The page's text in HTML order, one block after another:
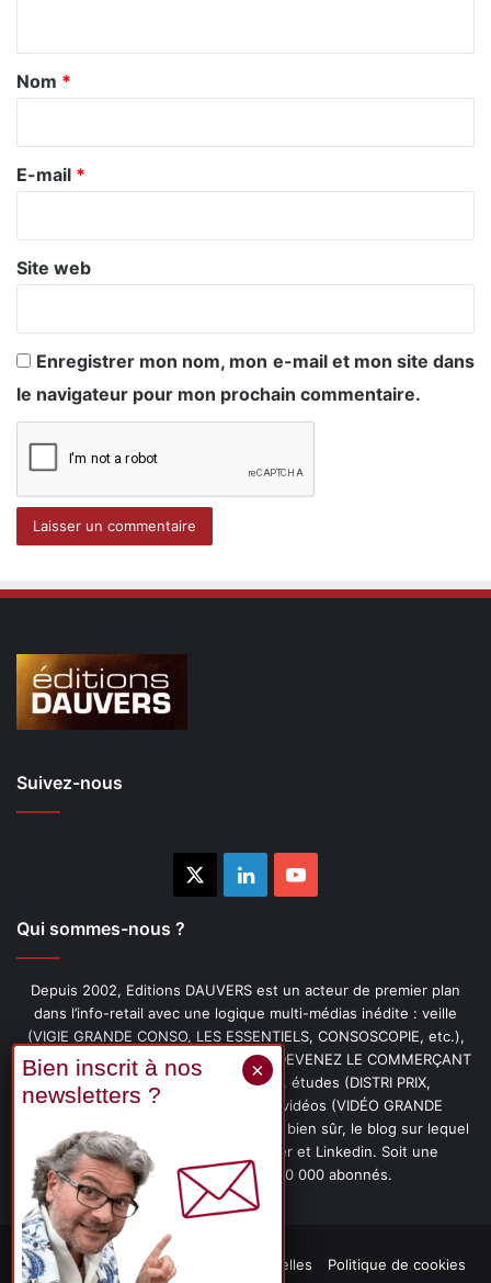
a
e
Nom *
E-mail *
Site web
Enregistrer mon nom, mon e-mail et mon site dans
le navigateur pour mon prochain commentaire.
Suivez-nous
LinkedinYouTube
Qui sommes-nous ?
Depuis 2002, Editions DAUVERS est un acteur de premier plan
dans l’info-retail avec une logique multi-médias inédite : veille
(VIGIE GRANDE CONSO, LES ESSENTIELS, CONSOSCOPIE, etc.),
livres (PENSER-CLIENT, IMAGE-PRIX, DEVENEZ LE COMMERÇANT
PRÉFÉRÉ DE VOS CLIENTS, etc.), études (DISTRI PRIX,
PROMOFLASH, DRIVE INSIGHTS), vidéos (VIDÉO GRANDE
CONSO), podcasts (CAFÉ CONSO) et, bien sûr, le blog sur lequel
vous êtes, ainsi que les fils Twitter et Linkedin. Soit une
communauté de plus de 150 000 abonnés.
Mentions légales Données personnelles Politique de cookies